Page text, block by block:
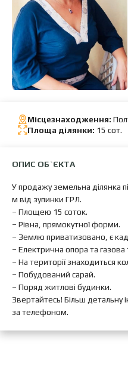
Місцезнаходження:
Площа ділянки: 15 сот.
ОПИС ОБ`ЄКТА
У продажу земельна ділянка
м від зупинки ГРЛ.
– Площею 15 соток.
– Рівна, прямокутної форми.
– Землю приватизовано, є
– Електрична опора та
– На території знаходиться
– Побудований сарай.
– Поряд житлові будинки.
Звертайтесь! Більш
за телефоном.